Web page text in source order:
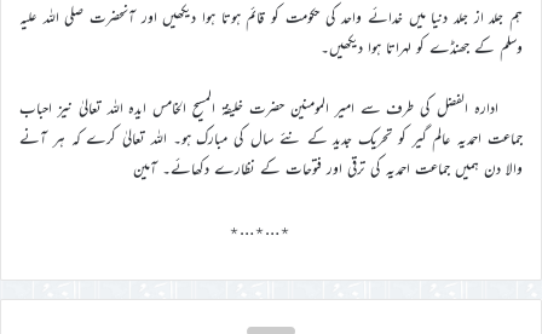
ہم جلد از جلد دنیا میں خدائے واحد کی حکومت کو قائم ہوتا ہوا دیکھیں اور آنحضرت صلی اللہ علیہ
وسلم کے جھنڈے کو لہراتا ہوا دیکھیں۔
ادارہ الفضل کی طرف سے امیر المومنین حضرت خلیفۃ المسیح الخامس ایدہ اللہ تعالیٰ نیز احباب
جماعت احمدیہ عالم گیر کو تحریک جدید کے نئے سال کی مبارک ہو۔ اللہ تعالیٰ کرے کہ ہر آنے
والا دن ہمیں جماعت احمدیہ کی ترقی اور فتوحات کے نظارے دکھائے۔ آمین
٭…٭…٭